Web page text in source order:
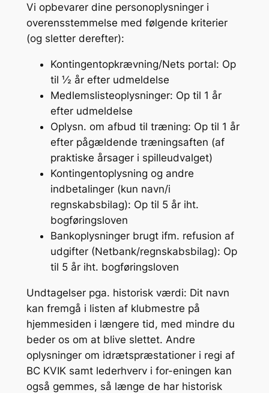
Vi opbevarer dine personoplysninger i
overensstemmelse med følgende kriterier
(og sletter derefter):
Kontingentopkrævning/Nets portal: Op
til ½ år efter udmeldelse
Medlemslisteoplysninger: Op til 1 år
efter udmeldelse
Oplysn. om afbud til træning: Op til 1 år
efter pågældende træningsaften (af
praktiske årsager i spilleudvalget)
Kontingentoplysning og andre
indbetalinger (kun navn/i
regnskabsbilag): Op til 5 år iht.
bogføringsloven
Bankoplysninger brugt ifm. refusion af
udgifter (Netbank/regnskabsbilag): Op
til 5 år iht. bogføringsloven
Undtagelser pga. historisk værdi: Dit navn
kan fremgå i listen af klubmestre på
hjemmesiden i længere tid, med mindre du
beder os om at blive slettet. Andre
oplysninger om idrætspræstationer i regi af
BC KVIK samt lederhverv i for-eningen kan
også gemmes, så længe de har historisk